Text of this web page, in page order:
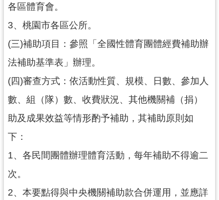
服
務
政
資
訊
公
開
首
頁
網
導
各區體育會。
3、桃園市各區公所。
(三)補助項目：參照「全國性體育團體經費補助辦
法補助基準表」辦理。
(四)審查方式：依活動性質、規模、日數、參加人
數、組（隊）數、收費狀況、其他機關補（捐）
助及成果效益等情形酌予補助，其補助原則如
下：
1、各民間團體辦理體育活動，每年補助不得逾二
次。
2、本要點得與中央機關補助款合併運用，並應詳